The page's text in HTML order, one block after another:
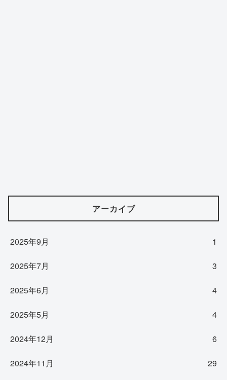
アーカイブ
2025年9月 1
2025年7月 3
2025年6月 4
2025年5月 4
2024年12月 6
2024年11月 29